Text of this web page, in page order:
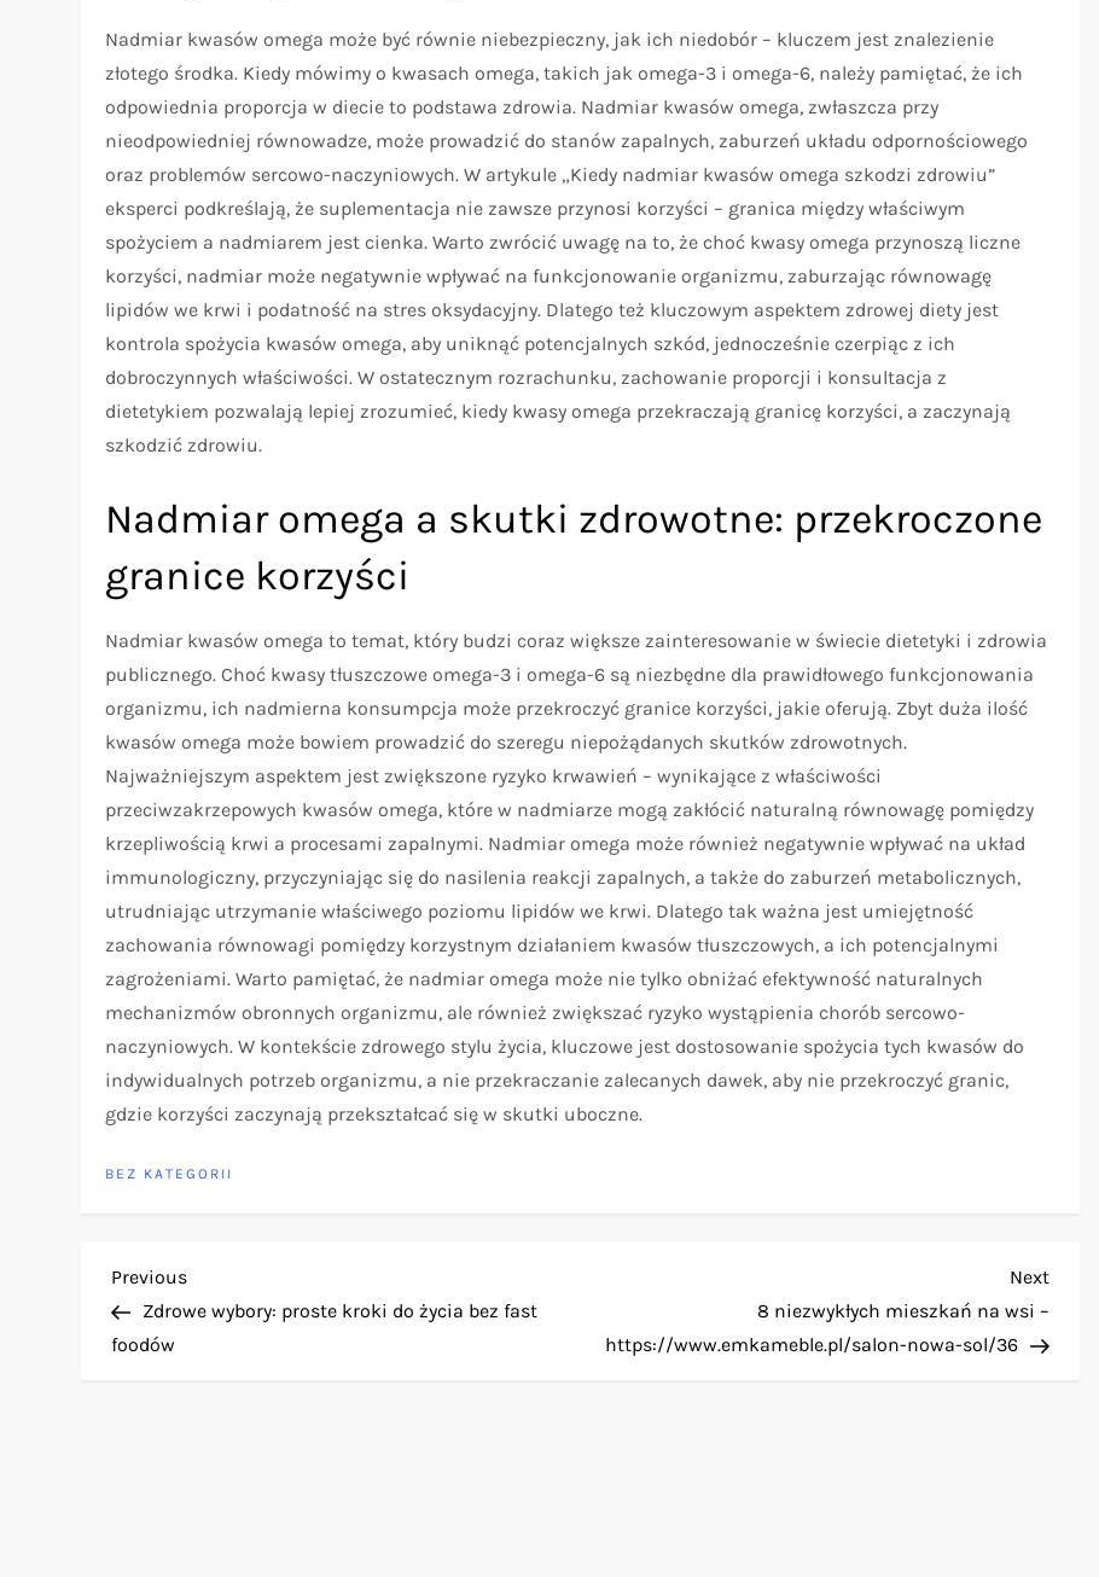
Nadmiar kwasów omega może być równie niebezpieczny, jak ich niedobór – kluczem jest znalezienie
złotego środka. Kiedy mówimy o kwasach omega, takich jak omega-3 i omega-6, należy pamiętać, że ich
odpowiednia proporcja w diecie to podstawa zdrowia. Nadmiar kwasów omega, zwłaszcza przy
nieodpowiedniej równowadze, może prowadzić do stanów zapalnych, zaburzeń układu odpornościowego
oraz problemów sercowo-naczyniowych. W artykule „Kiedy nadmiar kwasów omega szkodzi zdrowiu”
eksperci podkreślają, że suplementacja nie zawsze przynosi korzyści – granica między właściwym
spożyciem a nadmiarem jest cienka. Warto zwrócić uwagę na to, że choć kwasy omega przynoszą liczne
korzyści, nadmiar może negatywnie wpływać na funkcjonowanie organizmu, zaburzając równowagę
lipidów we krwi i podatność na stres oksydacyjny. Dlatego też kluczowym aspektem zdrowej diety jest
kontrola spożycia kwasów omega, aby uniknąć potencjalnych szkód, jednocześnie czerpiąc z ich
dobroczynnych właściwości. W ostatecznym rozrachunku, zachowanie proporcji i konsultacja z
dietetykiem pozwalają lepiej zrozumieć, kiedy kwasy omega przekraczają granicę korzyści, a zaczynają
szkodzić zdrowiu.
Nadmiar omega a skutki zdrowotne: przekroczone
granice korzyści
Nadmiar kwasów omega to temat, który budzi coraz większe zainteresowanie w świecie dietetyki i zdrowia
publicznego. Choć kwasy tłuszczowe omega-3 i omega-6 są niezbędne dla prawidłowego funkcjonowania
organizmu, ich nadmierna konsumpcja może przekroczyć granice korzyści, jakie oferują. Zbyt duża ilość
kwasów omega może bowiem prowadzić do szeregu niepożądanych skutków zdrowotnych.
Najważniejszym aspektem jest zwiększone ryzyko krwawień – wynikające z właściwości
przeciwzakrzepowych kwasów omega, które w nadmiarze mogą zakłócić naturalną równowagę pomiędzy
krzepliwością krwi a procesami zapalnymi. Nadmiar omega może również negatywnie wpływać na układ
immunologiczny, przyczyniając się do nasilenia reakcji zapalnych, a także do zaburzeń metabolicznych,
utrudniając utrzymanie właściwego poziomu lipidów we krwi. Dlatego tak ważna jest umiejętność
zachowania równowagi pomiędzy korzystnym działaniem kwasów tłuszczowych, a ich potencjalnymi
zagrożeniami. Warto pamiętać, że nadmiar omega może nie tylko obniżać efektywność naturalnych
mechanizmów obronnych organizmu, ale również zwiększać ryzyko wystąpienia chorób sercowo-
naczyniowych. W kontekście zdrowego stylu życia, kluczowe jest dostosowanie spożycia tych kwasów do
indywidualnych potrzeb organizmu, a nie przekraczanie zalecanych dawek, aby nie przekroczyć granic,
gdzie korzyści zaczynają przekształcać się w skutki uboczne.
BEZ KATEGORII
N
a
Previous
Post
Previous
Zdrowe wybory: proste kroki do życia bez fast
foodów
Next
Post
Next
8 niezwykłych mieszkań na wsi –
https://www.emkameble.pl/salon-nowa-sol/36